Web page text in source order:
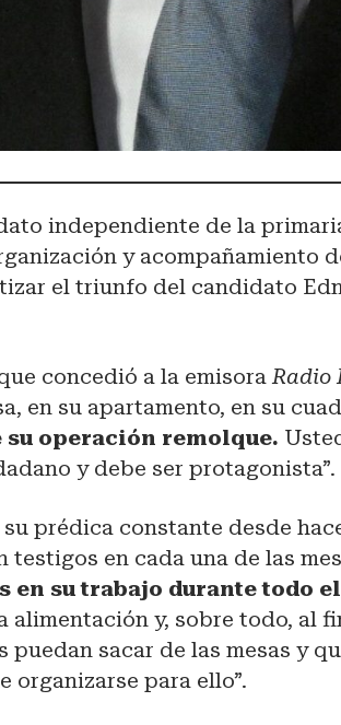
independiente de la
y acompañamiento
el triunfo del candidato
concedió a la emisoraRadio
en su apartamento, en su
su operación remolque.
y debe ser protagonista”.
prédica constante desde
en cada una de las
en su trabajo durante todo
alimentación y, sobre todo, al
puedan sacar de las mesas y
organizarse para ello”.